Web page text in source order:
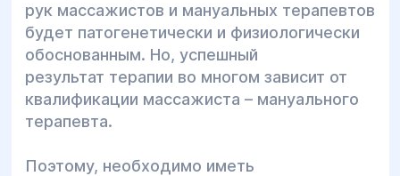
рук массажистов и мануальных терапевтов
будет патогенетически и физиологически
обоснованным. Но, успешный
результат терапии во многом зависит от
квалификации массажиста – мануального
терапевта.
Поэтому, необходимо иметь